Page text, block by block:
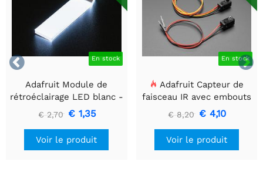

 En stock
Adafruit Module de
rétroéclairage LED blanc -
Petit 12 mm x 40 mm
€ 2,70 € 1,35
Voir le produit
En stock
Adafruit Capteur de
faisceau IR avec embouts
de câble de qualité
supérieure - LED 5 mm
€ 8,20 € 4,10
Voir le produit